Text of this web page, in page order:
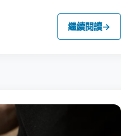
繼續閱讀→